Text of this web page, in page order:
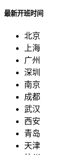
最新开班时间
北京
上海
广州
深圳
南京
成都
武汉
西安
青岛
天津